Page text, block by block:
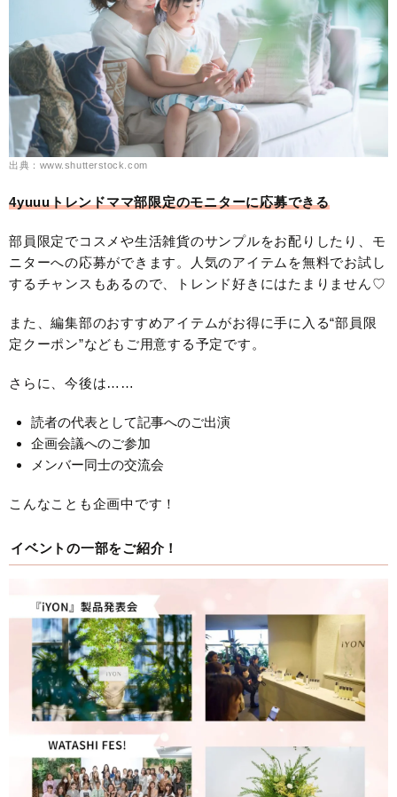
出典：www.shutterstock.com
4yuuuトレンドママ部限定のモニターに応募できる
部員限定でコスメや生活雑貨のサンプルをお配りしたり、モ
ニターへの応募ができます。人気のアイテムを無料でお試し
するチャンスもあるので、トレンド好きにはたまりません♡
また、編集部のおすすめアイテムがお得に手に入る“部員限
定クーポン”などもご用意する予定です。
さらに、今後は……
読者の代表として記事へのご出演
企画会議へのご参加
メンバー同士の交流会
こんなことも企画中です！
イベントの一部をご紹介！